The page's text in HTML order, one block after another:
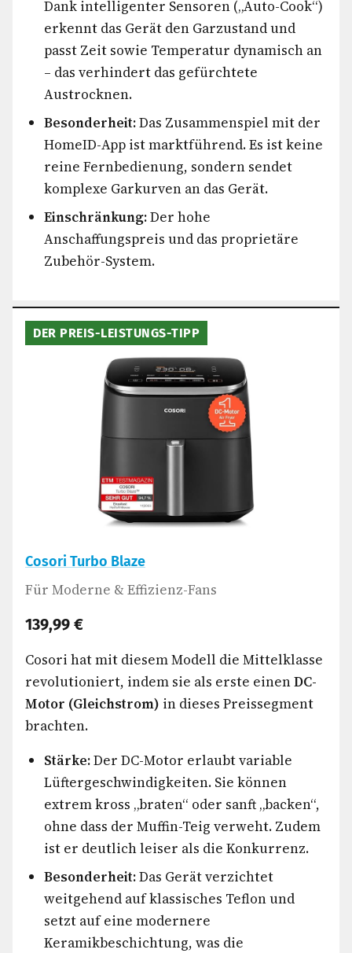
Dank intelligenter Sensoren („Auto-Cook“)
erkennt das Gerät den Garzustand und
passt Zeit sowie Temperatur dynamisch an
– das verhindert das gefürchtete
Austrocknen.
Besonderheit:Das Zusammenspiel mit der
HomeID-App ist marktführend. Es ist keine
reine Fernbedienung, sondern sendet
komplexe Garkurven an das Gerät.
Einschränkung:Der hohe
Anschaffungspreis und das proprietäre
Zubehör-System.
DER PREIS-LEISTUNGS-TIPP
Cosori Turbo Blaze
Für Moderne & Effizienz-Fans
139,99 €
Cosori hat mit diesem Modell die Mittelklasse
revolutioniert, indem sie als erste einenDC-
Motor (Gleichstrom) in dieses Preissegment
brachten.
Stärke:Der DC-Motor erlaubt variable
Lüftergeschwindigkeiten. Sie können
extrem kross „braten“ oder sanft „backen“,
ohne dass der Muffin-Teig verweht. Zudem
ist er deutlich leiser als die Konkurrenz.
Besonderheit:Das Gerät verzichtet
weitgehend auf klassisches Teflon und
setzt auf eine modernere
Keramikbeschichtung, was die